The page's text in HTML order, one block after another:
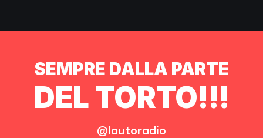
SEMPRE DALLA PARTE
DEL TORTO!!!
@lautoradio